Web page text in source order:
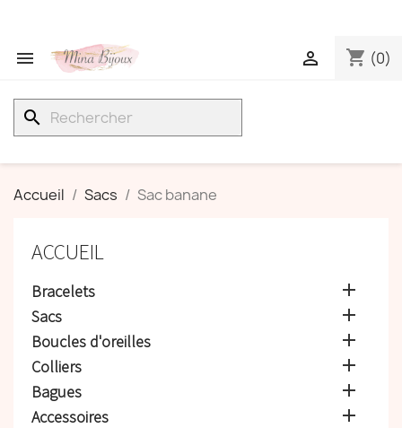
 shopping_cart (0)

search
Accueil Sacs Sac banane
ACCUEIL
Bracelets 
Sacs 
Boucles d'oreilles 
Colliers 
Bagues 
Accessoires 